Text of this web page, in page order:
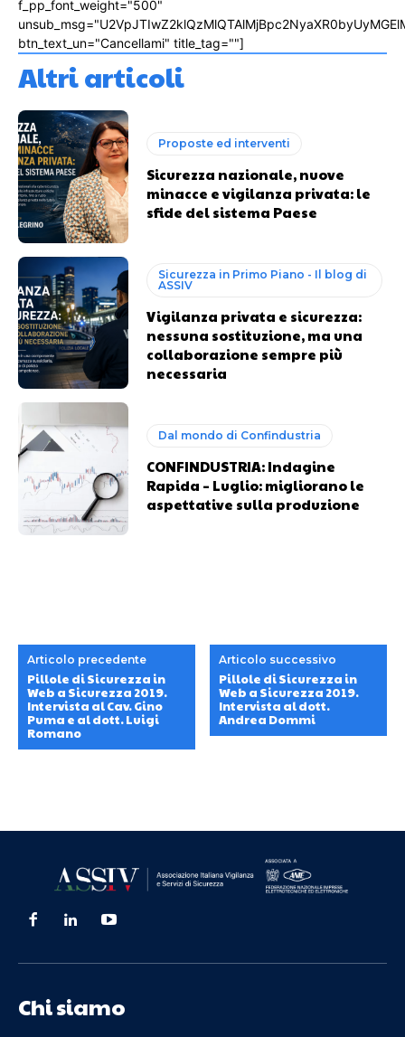
f_pp_font_weight="500"
btn_text_un="Cancellami" title_tag=""]
Altri articoli
Proposte ed interventi
Sicurezza nazionale, nuove
minacce e vigilanza privata: le
sfide del sistema Paese
Sicurezza in Primo Piano - Il blog di
ASSIV
Vigilanza privata e sicurezza:
nessuna sostituzione, ma una
collaborazione sempre più
necessaria
Dal mondo di Confindustria
CONFINDUSTRIA: Indagine
Rapida – Luglio: migliorano le
aspettative sulla produzione
Articolo precedente
Pillole di Sicurezza in
Web a Sicurezza 2019.
Intervista al Cav. Gino
Puma e al dott. Luigi
Romano
Articolo successivo
Pillole di Sicurezza in
Web a Sicurezza 2019.
Intervista al dott.
Andrea Dommi
Chi siamo